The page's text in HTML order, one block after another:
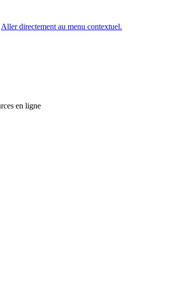
Aller directement au menu contextuel.
en ligne